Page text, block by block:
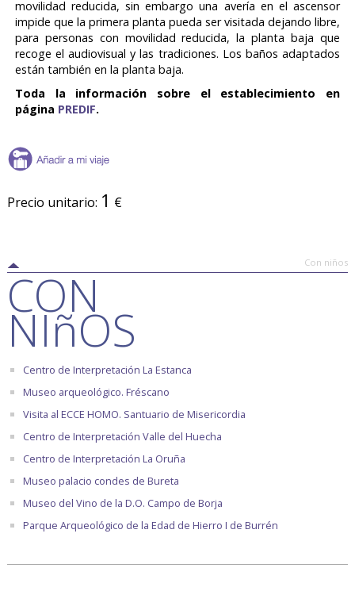
movilidad reducida, sin embargo una avería en el ascensor
impide que la primera planta pueda ser visitada dejando libre,
para personas con movilidad reducida, la planta baja que
recoge el audiovisual y las tradiciones. Los baños adaptados
están también en la planta baja.
Toda la información sobre el establecimiento en
página PREDIF.
Precio unitario: 1 €
Con niños
CON
NIñOS
Centro de Interpretación La Estanca
Museo arqueológico. Fréscano
Visita al ECCE HOMO. Santuario de Misericordia
Centro de Interpretación Valle del Huecha
Centro de Interpretación La Oruña
Museo palacio condes de Bureta
Museo del Vino de la D.O. Campo de Borja
Parque Arqueológico de la Edad de Hierro I de Burrén